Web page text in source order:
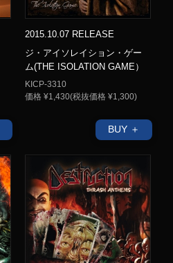
2015.10.07 RELEASE
ジ・アイソレイション・ゲー
ム(THE ISOLATION GAME）
KICP-3310
価格 ¥1,430(税抜価格 ¥1,300)
BUY ＋